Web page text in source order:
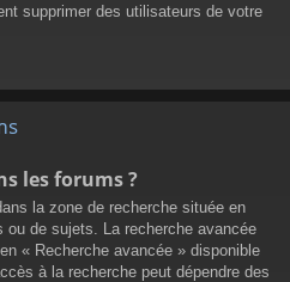
supprimer des utilisateurs de votre
les forums ?
la zone de recherche située en
ou de sujets. La recherche avancée
« Recherche avancée » disponible
à la recherche peut dépendre des